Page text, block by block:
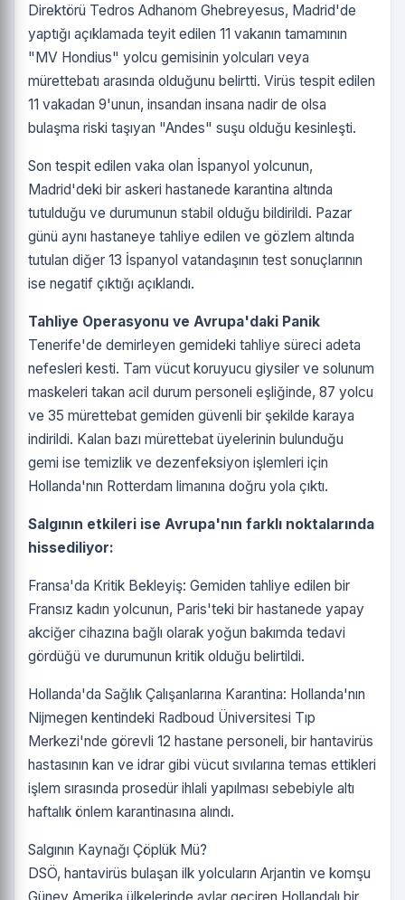
Direktörü Tedros Adhanom Ghebreyesus, Madrid'de
yaptığı açıklamada teyit edilen 11 vakanın tamamının
"MV Hondius" yolcu gemisinin yolcuları veya
mürettebatı arasında olduğunu belirtti. Virüs tespit edilen
11 vakadan 9'unun, insandan insana nadir de olsa
bulaşma riski taşıyan "Andes" suşu olduğu kesinleşti.
Son tespit edilen vaka olan İspanyol yolcunun,
Madrid'deki bir askeri hastanede karantina altında
tutulduğu ve durumunun stabil olduğu bildirildi. Pazar
günü aynı hastaneye tahliye edilen ve gözlem altında
tutulan diğer 13 İspanyol vatandaşının test sonuçlarının
ise negatif çıktığı açıklandı.
Tahliye Operasyonu ve Avrupa'daki Panik
Tenerife'de demirleyen gemideki tahliye süreci adeta
nefesleri kesti. Tam vücut koruyucu giysiler ve solunum
maskeleri takan acil durum personeli eşliğinde, 87 yolcu
ve 35 mürettebat gemiden güvenli bir şekilde karaya
indirildi. Kalan bazı mürettebat üyelerinin bulunduğu
gemi ise temizlik ve dezenfeksiyon işlemleri için
Hollanda'nın Rotterdam limanına doğru yola çıktı.
Salgının etkileri ise Avrupa'nın farklı noktalarında
hissediliyor:
Fransa'da Kritik Bekleyiş: Gemiden tahliye edilen bir
Fransız kadın yolcunun, Paris'teki bir hastanede yapay
akciğer cihazına bağlı olarak yoğun bakımda tedavi
gördüğü ve durumunun kritik olduğu belirtildi.
Hollanda'da Sağlık Çalışanlarına Karantina: Hollanda'nın
Nijmegen kentindeki Radboud Üniversitesi Tıp
Merkezi'nde görevli 12 hastane personeli, bir hantavirüs
hastasının kan ve idrar gibi vücut sıvılarına temas ettikleri
işlem sırasında prosedür ihlali yapılması sebebiyle altı
haftalık önlem karantinasına alındı.
Salgının Kaynağı Çöplük Mü?
DSÖ, hantavirüs bulaşan ilk yolcuların Arjantin ve komşu